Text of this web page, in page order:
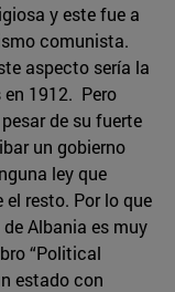
y este fue a
comunista.
aspecto sería la
1912. Pero
de su fuerte
un gobierno
ley que
resto. Por lo que
Albania es muy
“Political
estado con